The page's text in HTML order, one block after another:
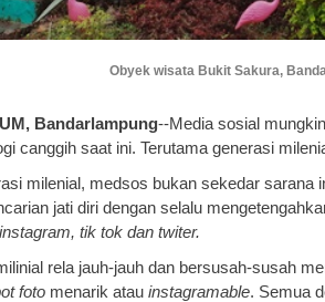
Obyek wisata Bukit Sakura,
Bandarlampung--Media sosial
canggih saat ini. Terutama generasi
milenial, medsos bukan sekedar sarana
jati diri dengan selalu
tik tok dan twiter.
rela jauh-jauh dan bersusah-susah
foto menarik atau instagramable. Semua